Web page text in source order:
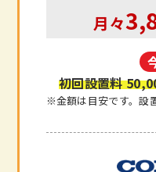
月々
初回設置料
※金額は目安です。設